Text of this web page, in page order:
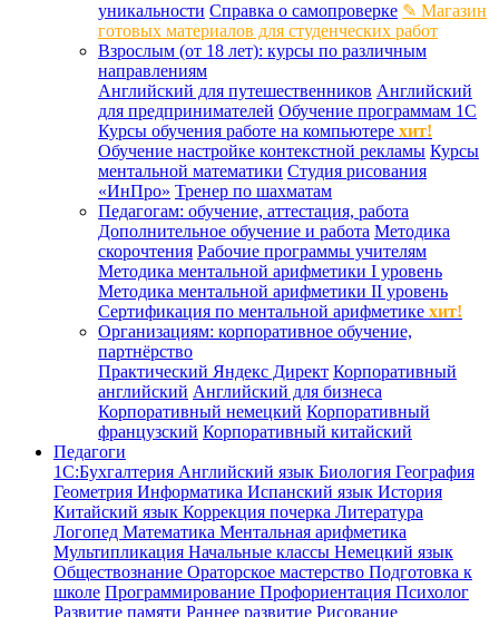
уникальности Справка о самопроверке ✎ Магазин
готовых материалов для студенческих работ
Взрослым (от 18 лет): курсы по различным
направлениям
Английский для путешественников Английский
для предпринимателей Обучение программам 1С
Курсы обучения работе на компьютере хит!
Обучение настройке контекстной рекламы Курсы
ментальной математики Студия рисования
«ИнПро» Тренер по шахматам
Педагогам: обучение, аттестация, работа
Дополнительное обучение и работа Методика
скорочтения Рабочие программы учителям
Методика ментальной арифметики I уровень
Методика ментальной арифметики II уровень
Сертификация по ментальной арифметике хит!
Организациям: корпоративное обучение,
партнёрство
Практический Яндекс Директ Корпоративный
английский Английский для бизнеса
Корпоративный немецкий Корпоративный
французский Корпоративный китайский
Педагоги
1С:Бухгалтерия Английский язык Биология География
Геометрия Информатика Испанский язык История
Китайский язык Коррекция почерка Литература
Логопед Математика Ментальная арифметика
Мультипликация Начальные классы Немецкий язык
Обществознание Ораторское мастерство Подготовка к
школе Программирование Профориентация Психолог
Развитие памяти Раннее развитие Рисование